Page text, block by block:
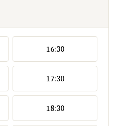
16:30
17:30
18:30